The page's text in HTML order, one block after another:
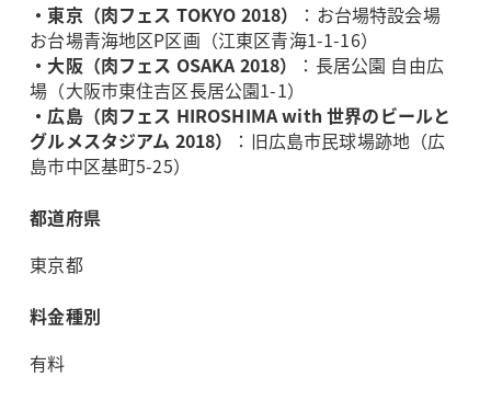
・東京（肉フェス TOKYO 2018）
：お台場特設会場
お台場青海地区P区画（江東区青海1-1-16）
・大阪（肉フェス OSAKA 2018）
：長居公園 自由広
場（大阪市東住吉区長居公園1-1）
・広島（肉フェス HIROSHIMA with 世界のビールと
グルメスタジアム 2018）
：旧広島市民球場跡地（広
島市中区基町5-25）
都道府県
東京都
料金種別
有料